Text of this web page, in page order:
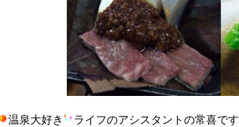
温泉大好き
ライフのアシスタントの常喜です